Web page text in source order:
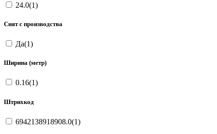
24.0(1)
Снят с производства
Да(1)
Ширина (метр)
0.16(1)
Штрихкод
6942138918908.0(1)